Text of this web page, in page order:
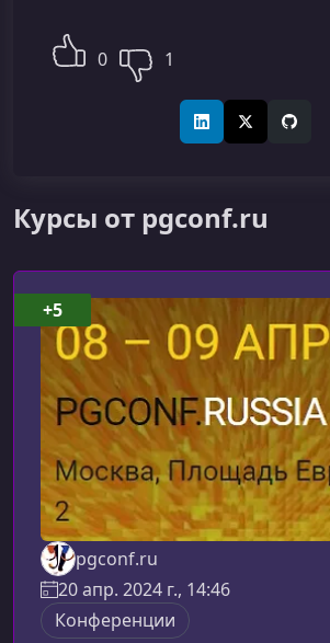
0 1
LinkedInX (Twitter)GitHub
Курсы от pgconf.ru
pgconf.ru
20 апр. 2024 г., 14:46
Конференции
+5